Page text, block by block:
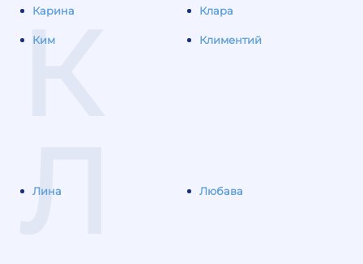
К
Карина
Ким
Клара
Климентий
Л
Лина Любава